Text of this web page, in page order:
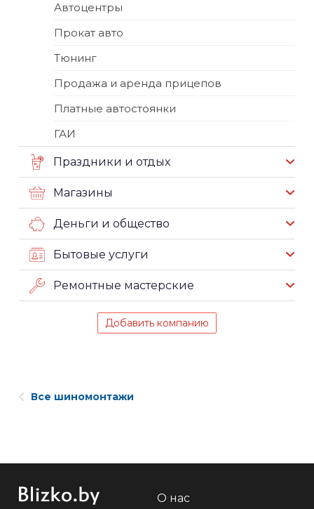
Автоцентры
Прокат авто
Тюнинг
Продажа и аренда прицепов
Платные автостоянки
ГАИ
Праздники и отдых
Магазины
Деньги и общество
Бытовые услуги
Ремонтные мастерские
Добавить компанию
Все шиномонтажи
О нас